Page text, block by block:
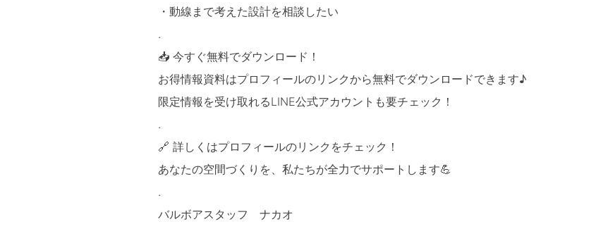
・動線まで考えた設計を相談したい
.
📥 今すぐ無料でダウンロード！
お得情報資料はプロフィールのリンクから無料でダウンロードできます♪
限定情報を受け取れるLINE公式アカウントも要チェック！
.
🔗 詳しくはプロフィールのリンクをチェック！
あなたの空間づくりを、私たちが全力でサポートします💪
.
バルボアスタッフ ナカオ